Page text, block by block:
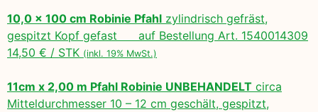
10,0 x 100 cm Robinie Pfahl zylindrisch gefräst,
gespitzt Kopf gefast auf Bestellung Art. 1540014309
14,50 € / STK (inkl. 19% MwSt.)
11cm x 2,00 m Pfahl Robinie UNBEHANDELT circa
Mitteldurchmesser 10 – 12 cm geschält, gespitzt,